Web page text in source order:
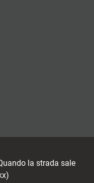
la strada sale